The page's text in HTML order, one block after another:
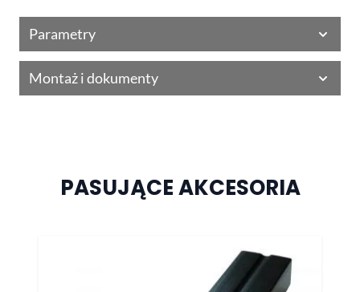
Parametry
Montaż i dokumenty
PASUJĄCE AKCESORIA